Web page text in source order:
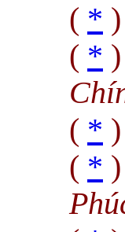
( *
( *
( *
( *